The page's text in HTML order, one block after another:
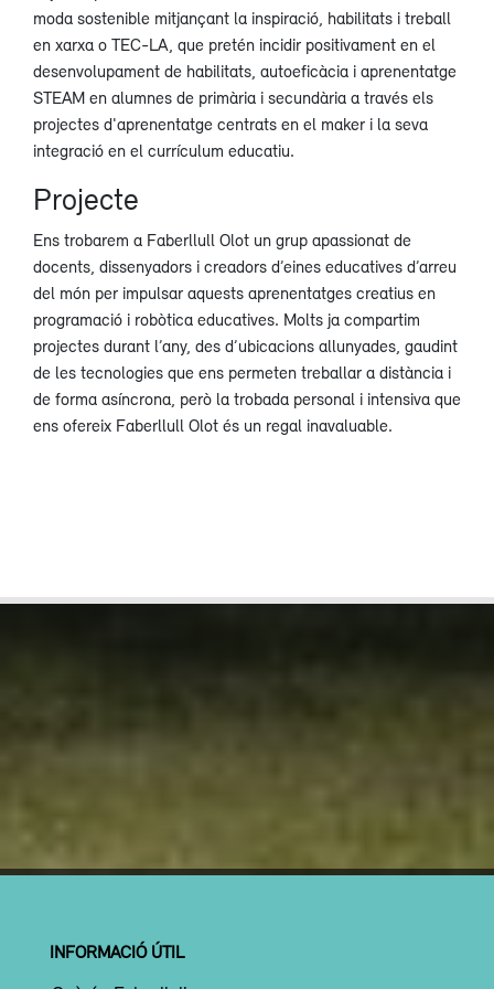
moda sostenible mitjançant la inspiració, habilitats i treball
en xarxa o TEC-LA, que pretén incidir positivament en el
desenvolupament de habilitats, autoeficàcia i aprenentatge
STEAM en alumnes de primària i secundària a través els
projectes d'aprenentatge centrats en el maker i la seva
integració en el currículum educatiu.
Projecte
Ens trobarem a Faberllull Olot un grup apassionat de
docents, dissenyadors i creadors d’eines educatives d’arreu
del món per impulsar aquests aprenentatges creatius en
programació i robòtica educatives. Molts ja compartim
projectes durant l’any, des d’ubicacions allunyades, gaudint
de les tecnologies que ens permeten treballar a distància i
de forma asíncrona, però la trobada personal i intensiva que
ens ofereix Faberllull Olot és un regal inavaluable.
INFORMACIÓ ÚTIL